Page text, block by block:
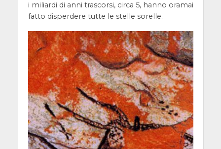
i miliardi di anni trascorsi, circa 5, hanno oramai
fatto disperdere tutte le stelle sorelle.